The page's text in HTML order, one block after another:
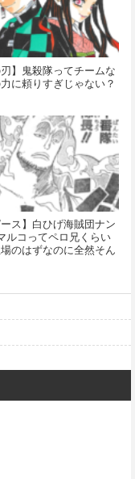
刃】鬼殺隊ってチームな
に頼りすぎじゃない？
ース】白ひげ海賊団ナン
ルコってペロ兄くらい
のはずなのに全然そん